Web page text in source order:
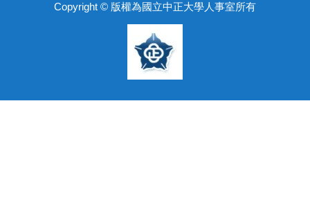
Copyright © 版權為國立中正大學人事室所有